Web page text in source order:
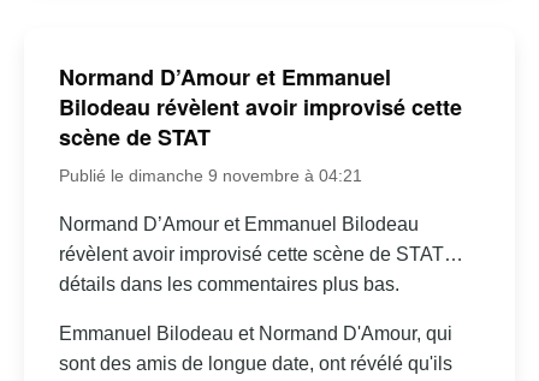
Normand D’Amour et Emmanuel
Bilodeau révèlent avoir improvisé cette
scène de STAT
Publié le dimanche 9 novembre à 04:21
Normand D’Amour et Emmanuel Bilodeau
révèlent avoir improvisé cette scène de STAT…
détails dans les commentaires plus bas.
Emmanuel Bilodeau et Normand D'Amour, qui
sont des amis de longue date, ont révélé qu'ils